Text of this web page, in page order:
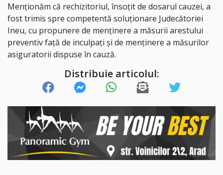
Menționăm că rechizitoriul, însoțit de dosarul cauzei, a
fost trimis spre competentă soluționare Judecătoriei
Ineu, cu propunere de menținere a măsurii arestului
preventiv față de inculpați și de menținere a măsurilor
asiguratorii dispuse în cauză.
Distribuie articolul: